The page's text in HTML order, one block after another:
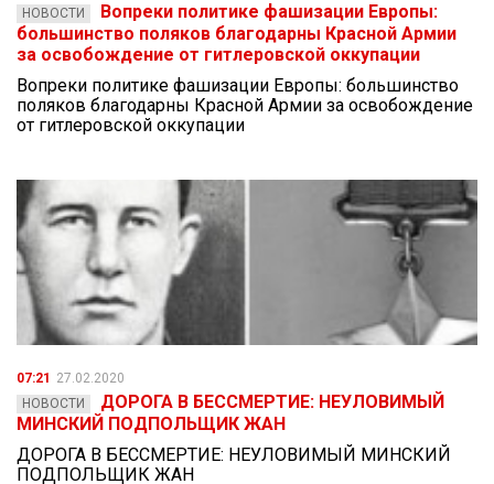
НОВОСТИ
Вопреки политике фашизации Европы:
большинство поляков благодарны Красной Армии
за освобождение от гитлеровской оккупации
Вопреки политике фашизации Европы: большинство
поляков благодарны Красной Армии за освобождение
от гитлеровской оккупации
07:21
27.02.2020
НОВОСТИ
ДОРОГА В БЕССМЕРТИЕ: НЕУЛОВИМЫЙ
МИНСКИЙ ПОДПОЛЬЩИК ЖАН
ДОРОГА В БЕССМЕРТИЕ: НЕУЛОВИМЫЙ МИНСКИЙ
ПОДПОЛЬЩИК ЖАН